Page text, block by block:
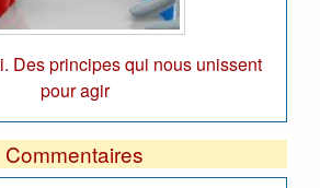
Des principes qui nous unissent
pour agir
Commentaires